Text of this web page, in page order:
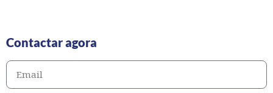
Contactar agora